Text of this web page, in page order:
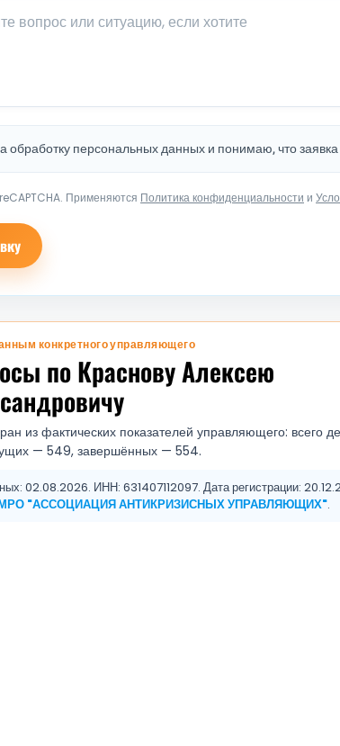
обработку персональных данных и понимаю, что
Применяются Политика конфиденциальности и
конкретного управляющего
по Краснову Алексею
из фактических показателей управляющего: всего
— 549, завершённых — 554.
02.08.2026. ИНН: 631407112097. Дата регистрации:
"АССОЦИАЦИЯ АНТИКРИЗИСНЫХ УПРАВЛЯЮЩИХ".